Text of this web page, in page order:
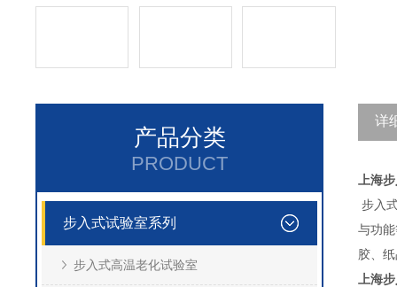
产品分类
PRODUCT
步入式试验室系列
步入式高温老化试验室
详
上海
步入
与功
胶、
上海